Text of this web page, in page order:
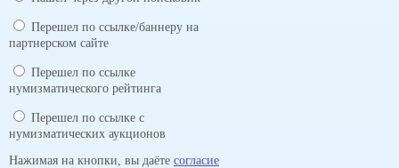
Перешел по ссылке/баннеру на
партнерском сайте
Перешел по ссылке
нумизматического рейтинга
Перешел по ссылке с
нумизматических аукционов
Нажимая на кнопки, вы даёте согласие